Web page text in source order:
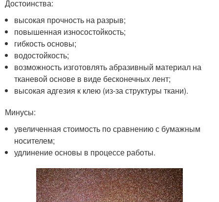
Достоинства:
высокая прочность на разрыв;
повышенная износостойкость;
гибкость основы;
водостойкость;
возможность изготовлять абразивный материал на
тканевой основе в виде бесконечных лент;
высокая адгезия к клею (из-за структуры ткани).
Минусы:
увеличенная стоимость по сравнению с бумажным
носителем;
удлинение основы в процессе работы.